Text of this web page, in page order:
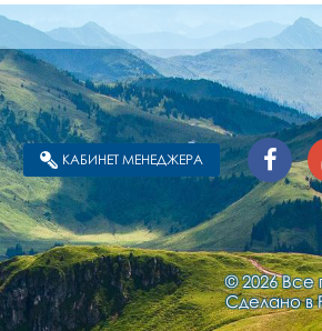
КАБИНЕТ МЕНЕДЖЕРА
© 2026
Сделано в